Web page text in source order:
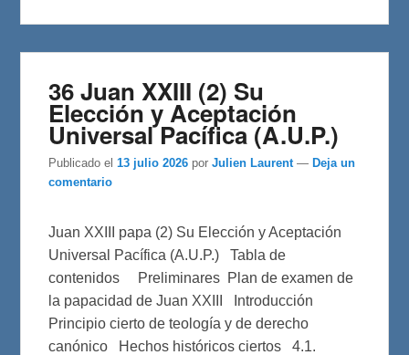
k
i
36 Juan XXIII (2) Su
Elección y Aceptación
Universal Pacífica (A.U.P.)
Publicado el 13 julio 2026 porJulien Laurent — Deja un
comentario
Juan XXIII papa (2) Su Elección y Aceptación
Universal Pacífica (A.U.P.) Tabla de
contenidos Preliminares Plan de examen de
la papacidad de Juan XXIII Introducción
Principio cierto de teología y de derecho
canónico Hechos históricos ciertos 4.1.